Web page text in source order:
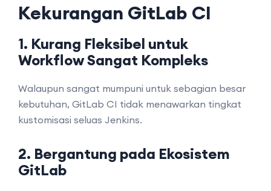
Kekurangan GitLab CI
1. Kurang Fleksibel untuk
Workflow Sangat Kompleks
Walaupun sangat mumpuni untuk sebagian besar
kebutuhan, GitLab CI tidak menawarkan tingkat
kustomisasi seluas Jenkins.
2. Bergantung pada Ekosistem
GitLab